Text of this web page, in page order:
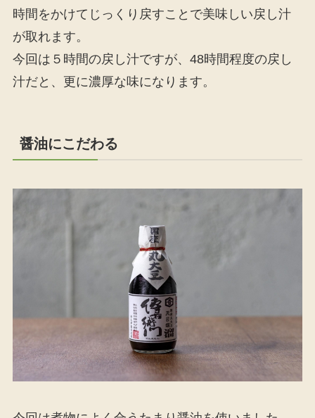
時間をかけてじっくり戻すことで美味しい戻し汁
が取れます。
今回は５時間の戻し汁ですが、48時間程度の戻し
汁だと、更に濃厚な味になります。
醤油にこだわる